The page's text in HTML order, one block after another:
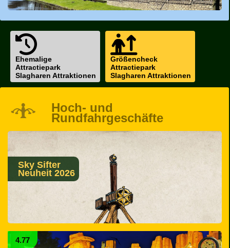
Ehemalige
Attractiepark
Slagharen Attraktionen
Größencheck
Attractiepark
Slagharen Attraktionen
Hoch- und
Rundfahrgeschäfte
Sky Sifter
Neuheit 2026
4.77